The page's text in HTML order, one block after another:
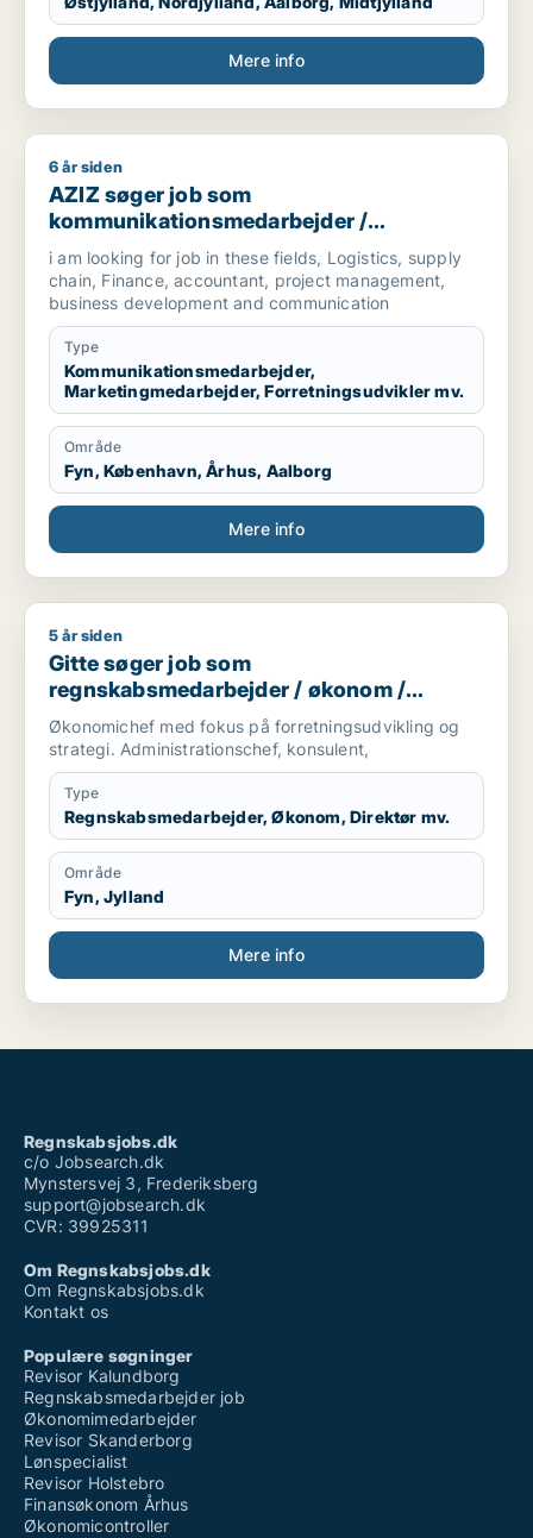
Mere info
AZIZ søger job som kommunikationsmedarbejder /
6 år siden
AZIZ søger job som
kommunikationsmedarbejder /
marketingmedarbejder /
forretningsudvikler /
regnskabsmedarbejder / revisor
i am looking for job in these fields, Logistics, supply
chain, Finance, accountant, project management,
business development and communication
Type
Kommunikationsmedarbejder,
Marketingmedarbejder, Forretningsudvikler mv.
Område
Fyn, København, Århus, Aalborg
Mere info
Gitte søger job som regnskabsmedarbejder / økonom /
5 år siden
Gitte søger job som
regnskabsmedarbejder / økonom /
direktør / hr-chef / lønspecialist
Økonomichef med fokus på forretningsudvikling og
strategi. Administrationschef, konsulent,
Type
Regnskabsmedarbejder, Økonom, Direktør mv.
Område
Fyn, Jylland
Mere info
Regnskabsjobs.dk
c/o Jobsearch.dk
Mynstersvej 3, Frederiksberg
support@jobsearch.dk
CVR: 39925311
Om Regnskabsjobs.dk
Om Regnskabsjobs.dk
Kontakt os
Populære søgninger
Revisor Kalundborg
Regnskabsmedarbejder job
Økonomimedarbejder
Revisor Skanderborg
Lønspecialist
Revisor Holstebro
Finansøkonom Århus
Økonomicontroller